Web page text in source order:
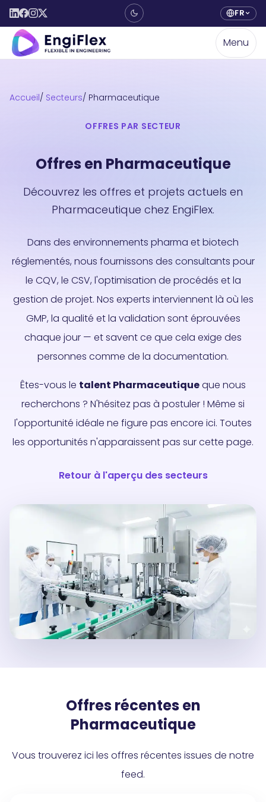
FR
Menu
Accueil Secteurs Pharmaceutique
OFFRES PAR SECTEUR
Offres en Pharmaceutique
Découvrez les offres et projets actuels en
Pharmaceutique chez EngiFlex.
Dans des environnements pharma et biotech
réglementés, nous fournissons des consultants pour
le CQV, le CSV, l'optimisation de procédés et la
gestion de projet. Nos experts interviennent là où les
GMP, la qualité et la validation sont éprouvées
chaque jour — et savent ce que cela exige des
personnes comme de la documentation.
Êtes-vous le talent Pharmaceutiqueque nous
recherchons ? N'hésitez pas à postuler ! Même si
l'opportunité idéale ne figure pas encore ici. Toutes
les opportunités n'apparaissent pas sur cette page.
Retour à l'aperçu des secteurs
Offres récentes en
Pharmaceutique
Vous trouverez ici les offres récentes issues de notre
feed.